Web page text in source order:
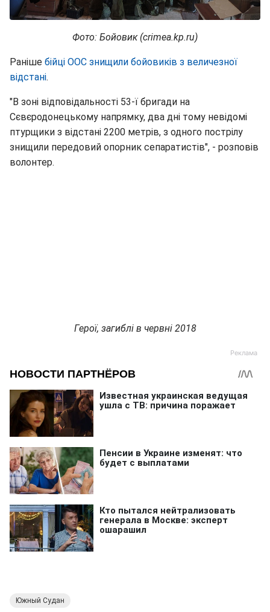
Фото: Бойовик (crimea.kp.ru)
Раніше бійці ООС знищили бойовиків з величезної
відстані.
"В зоні відповідальності 53-ї бригади на
Сєвєродонецькому напрямку, два дні тому невідомі
птурщики з відстані 2200 метрів, з одного пострілу
знищили передовий опорник сепаратистів", - розповів
волонтер.
Герої, загиблі в червні 2018
Южный Судан